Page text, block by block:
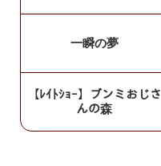
一瞬の夢
【ﾚｲﾄｼｮｰ】ブンミおじさ
んの森